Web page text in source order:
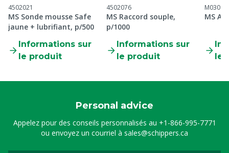
4502021
MS Sonde mousse Safe
jaune + lubrifiant, p/500
Informations sur
le produit
4502076
MS Raccord souple,
p/1000
Informations sur
le produit
MS
le
Personal advice
Appelez pour des conseils personnalisés au +1-866-995-7771
ou envoyez un courriel à sales@schippers.ca